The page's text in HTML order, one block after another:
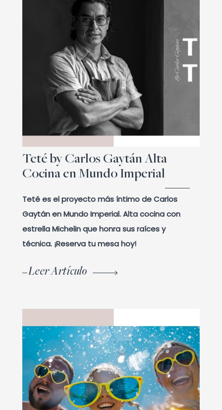
Teté by Carlos Gaytán Alta
Cocina en Mundo Imperial
Teté es el proyecto más íntimo de Carlos
Gaytán en Mundo Imperial. Alta cocina con
estrella Michelin que honra sus raíces y
técnica. ¡Reserva tu mesa hoy!
Leer Artículo